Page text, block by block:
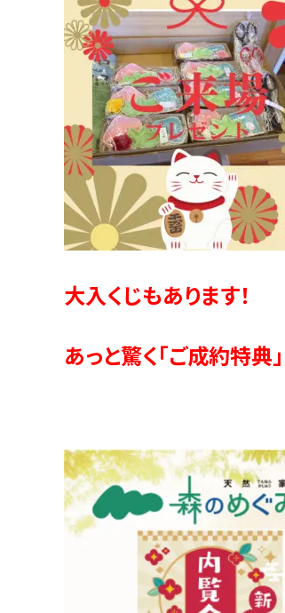
大入くじもあります！
あっと驚く「ご成約特典